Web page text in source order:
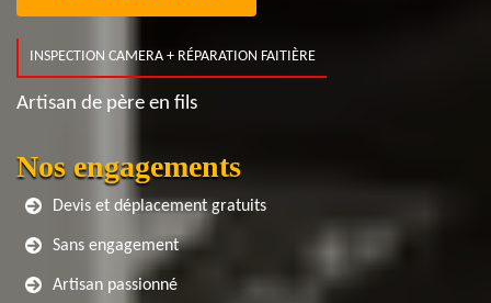
INSPECTION CAMERA + RÉPARATION FAITIÈRE
Artisan de père en fils
Nos engagements
Devis et déplacement gratuits
Sans engagement
Artisan passionné